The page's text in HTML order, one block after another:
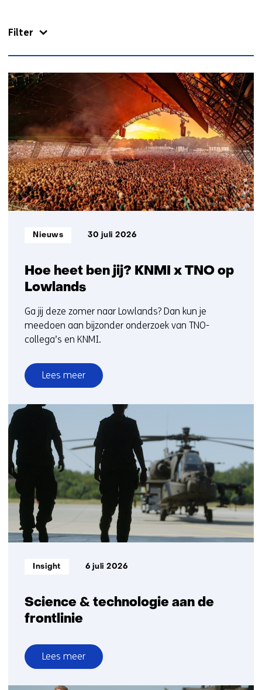
Filter
207
resultaten,
getoond
1
t/m
5
Hoe heet ben jij? KNMI x TNO op
Lowlands
Informatietype:
Nieuws 30 juli 2026
Ga jij deze zomer naar Lowlands? Dan kun je
meedoen aan bijzonder onderzoek van TNO-
collega’s en KNMI.
Lees meer
over
Hoe
heet
KNMI
Lowlands
Science & technologie aan de
frontlinie
Informatietype:
Insight 6 juli 2026
Lees meer
over
Science